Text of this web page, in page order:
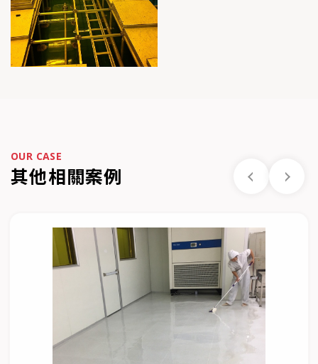
OUR CASE
其他相關案例